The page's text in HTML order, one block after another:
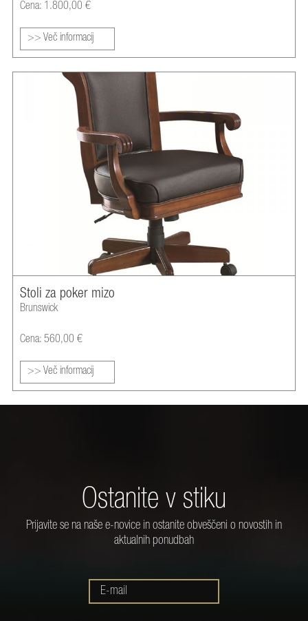
Cena: 1.800,00 €
>> Več informacij
Stoli za poker mizo
Brunswick
Cena: 560,00 €
>> Več informacij
Ostanite v stiku
Prijavite se na naše e-novice in ostanite obveščeni o novostih in
aktualnih ponudbah